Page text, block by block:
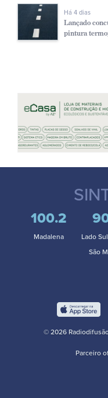
Há 4 dias
Lançado
pintura
100.2
Madalena
Lado
São
© 2026
Parceiro